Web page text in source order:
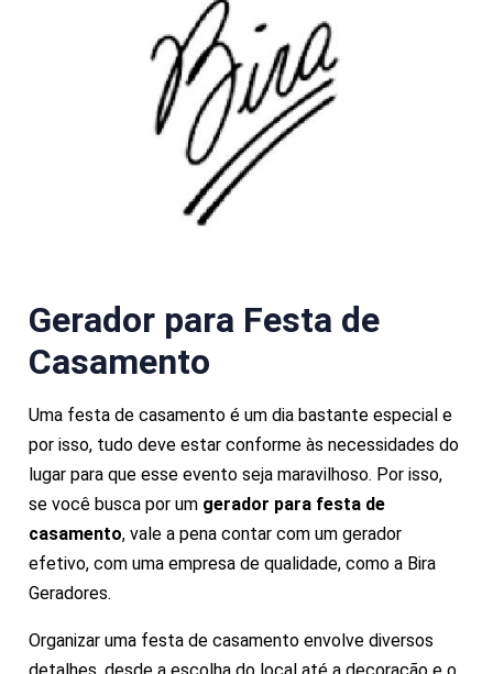
Gerador para Festa de
Casamento
Uma festa de casamento é um dia bastante especial e
por isso, tudo deve estar conforme às necessidades do
lugar para que esse evento seja maravilhoso. Por isso,
se você busca por um gerador para festa de
casamento, vale a pena contar com um gerador
efetivo, com uma empresa de qualidade, como a Bira
Geradores.
Organizar uma festa de casamento envolve diversos